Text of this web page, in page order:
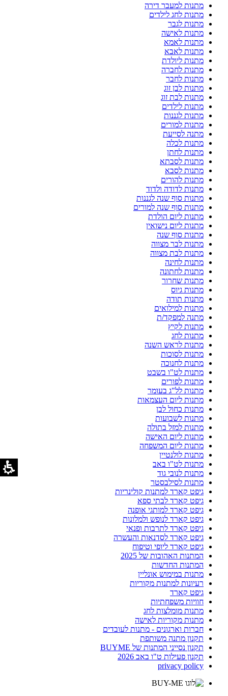
מתנות למעבר דירה
מתנות לחג לילדים
מתנות לגבר
מתנות לאישה
מתנות לאמא
מתנות לאבא
מתנות ליולדת
מתנות לחברה
מתנות לחבר
מתנות לבן זוג
מתנות לבת זוג
מתנות לילדים
מתנות לגננות
מתנות למורים
מתנה לסייעת
מתנות לכלה
מתנות לחתן
מתנות לסבתא
מתנות לסבא
מתנות להורים
מתנות לדודה ולדוד
מתנות סוף שנה לגננות
מתנות סוף שנה למורים
מתנות ליום הולדת
מתנות ליום נישואין
מתנות סוף שנה
מתנות לבר מצווה
מתנות לבת מצווה
מתנות לחינה
מתנות לחתונה
מתנות שחרור
מתנות גיוס
מתנות תודה
מתנות למילואים
מתנה למפקד/ת
מתנות לקיץ
מתנות לחג
מתנות לראש השנה
מתנות לסוכות
מתנות לחנוכה
מתנות לט"ו בשבט
מתנות לפורים
מתנות לל"ג בעומר
מתנות ליום העצמאות
מתנות כחול לבן
מתנות לשבועות
מתנות למזל בתולה
מתנות ליום האישה
מתנות ליום המשפחה
מתנות לולנטיין
מתנות לט"ו באב
מתנות לנובי גוד
מתנות לסילבסטר
גיפט קארד למתנות קולינריות
גיפט קארד לבתי ספא
גיפט קארד למותגי אופנה
גיפט קארד לנופש ולמלונות
גיפט קארד לתרבות ופנאי
גיפט קארד לסדנאות והעשרה
גיפט קארד ליופי וטיפוח
המתנות האהובות של 2025
המתנות החדשות
מתנות במימוש אונליין
רעיונות למתנות מקוריות
גיפט קארד
חוויות משפחתיות
מתנות מומלצות לחג
מתנות מקוריות לאישה
חברות וארגונים - מתנות לעובדים
תקנון מתנה משותפת
תקנון נסייני המתנות של BUYME
תקנון פעילות ט"ו באב 2026
privacy policy